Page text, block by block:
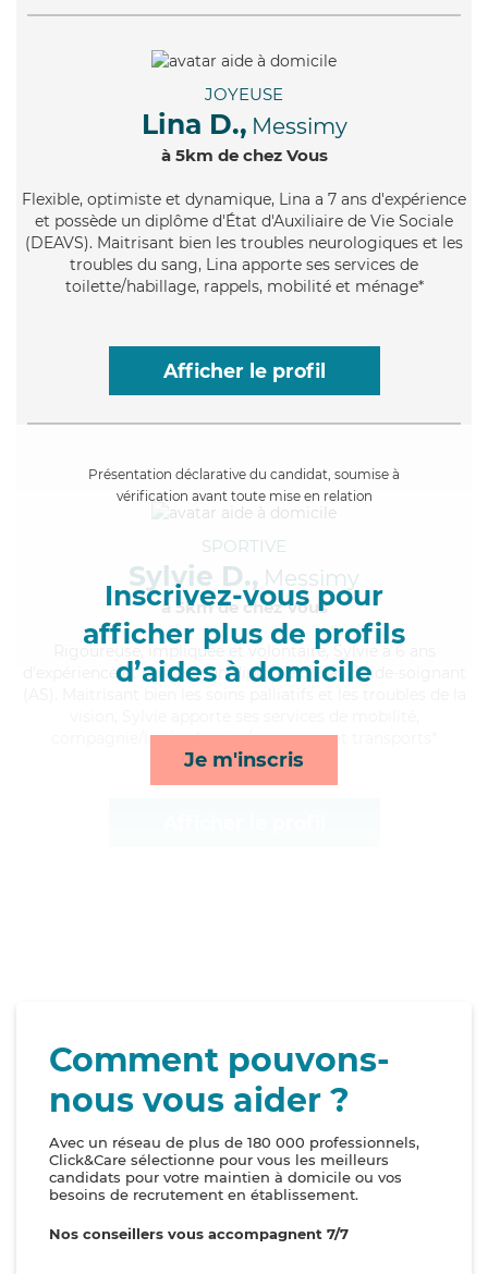
JOYEUSE
Lina D., Messimy
à 5km de chez Vous
Flexible, optimiste et dynamique, Lina a 7 ans d'expérience
et possède un diplôme d'État d'Auxiliaire de Vie Sociale
(DEAVS). Maitrisant bien les troubles neurologiques et les
troubles du sang, Lina apporte ses services de
toilette/habillage, rappels, mobilité et ménage*
Afficher le profil
Présentation déclarative du candidat, soumise à
vérification avant toute mise en relation
Inscrivez-vous pour
afficher plus de profils
d’aides à domicile
Je m'inscris
SPORTIVE
Sylvie D., Messimy
à 5km de chez Vous
, impliquée et volontaire, Sylvie a 6 ans
d'expérience et possède un diplôme d'Etat d'aide-soignant
compagnie/loisirs, lessive/repassage et transports*
Comment pouvons-
nous vous aider ?
Avec un réseau de plus de 180 000 professionnels,
Click&Care sélectionne pour vous les meilleurs
candidats pour votre maintien à domicile ou vos
besoins de recrutement en établissement.
Nos conseillers vous accompagnent 7/7